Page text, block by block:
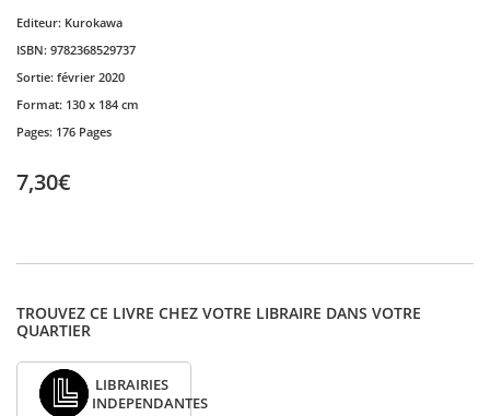
Editeur: Kurokawa
ISBN: 9782368529737
Sortie: février 2020
Format: 130 x 184 cm
Pages: 176 Pages
7,30€
TROUVEZ CE LIVRE CHEZ VOTRE LIBRAIRE DANS VOTRE
QUARTIER
LIBRAIRIES
INDEPENDANTES